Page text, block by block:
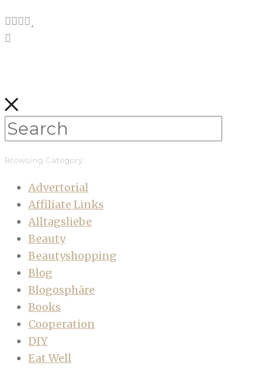
Browsing Category
Advertorial
Affiliate Links
Alltagsliebe
Beauty
Beautyshopping
Blog
Blogosphäre
Books
Cooperation
DIY
Eat Well